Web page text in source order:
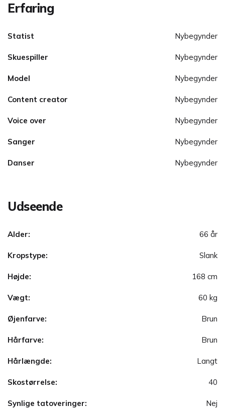
Erfaring
Statist Nybegynder
Skuespiller Nybegynder
Model Nybegynder
Content creator Nybegynder
Voice over Nybegynder
Sanger Nybegynder
Danser Nybegynder
Udseende
Alder: 66 år
Kropstype: Slank
Højde: 168 cm
Vægt: 60 kg
Øjenfarve: Brun
Hårfarve: Brun
Hårlængde: Langt
Skostørrelse: 40
Synlige tatoveringer: Nej